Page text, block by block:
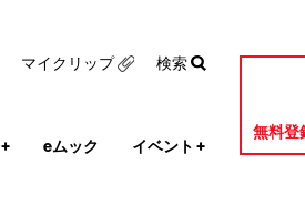
+ eムック イベント +
無料登
マイクリップ 検索